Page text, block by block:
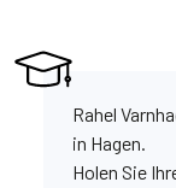
Rahel
in Hagen.
Holen Sie